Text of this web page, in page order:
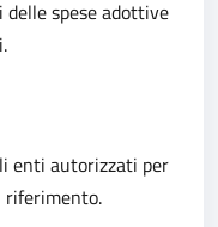
spese adottive
enti autorizzati per
riferimento.